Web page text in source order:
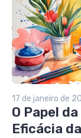
17 de janeiro de
O Papel
Eficácia